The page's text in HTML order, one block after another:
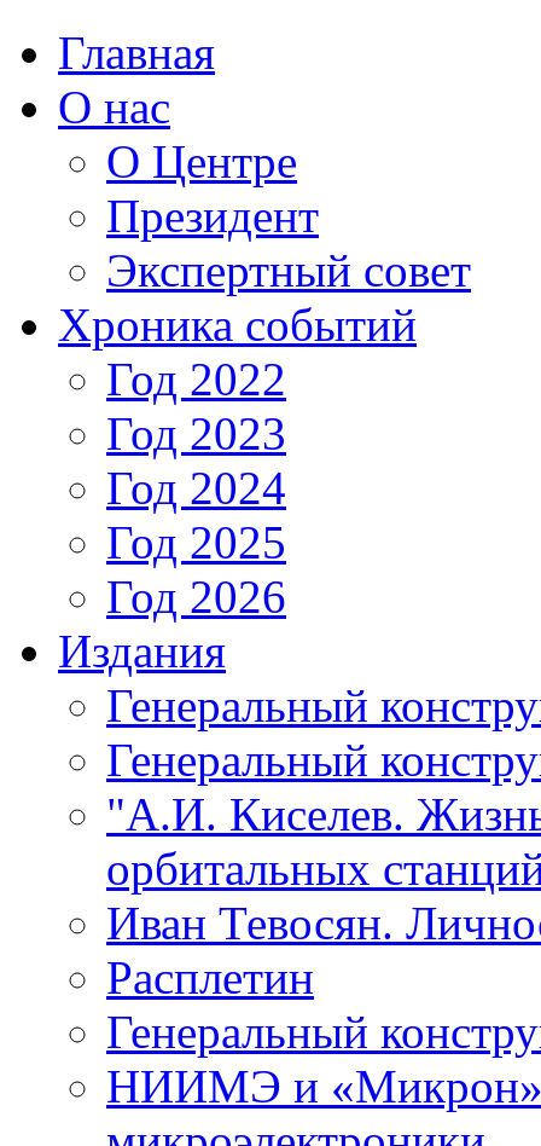
Главная
О нас
О Центре
Президент
Экспертный совет
Хроника событий
Год 2022
Год 2023
Год 2024
Год 2025
Год 2026
Издания
Генеральный
Генеральный
"А.И. Киселев.
орбитальных
Иван Тевосян.
Расплетин
Генеральный
НИИМЭ и «Микрон»